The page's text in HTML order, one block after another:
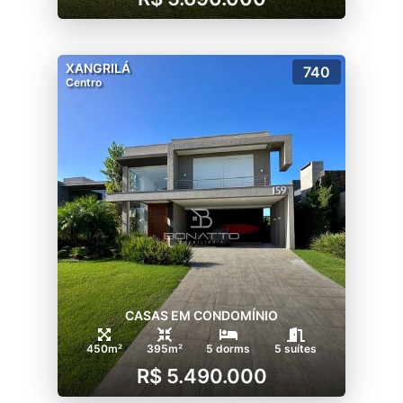
XANGRILÁ
Centro
740
CASAS EM CONDOMÍNIO
450m² 395m² 5 dorms 5 suítes
R$ 5.490.000